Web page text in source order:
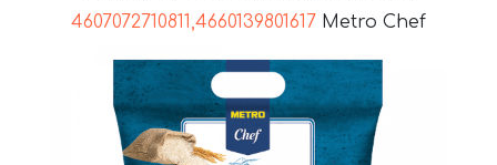
4607072710811,4660139801617 Metro Chef